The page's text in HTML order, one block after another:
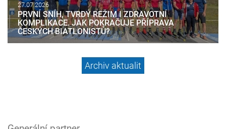
27.07.2026
PRVNÍ SNÍH, TVRDÝ REŽIM I ZDRAVOTNÍ
KOMPLIKACE. JAK POKRAČUJE PŘÍPRAVA
ČESKÝCH BIATLONISTŮ?
Archiv aktualit